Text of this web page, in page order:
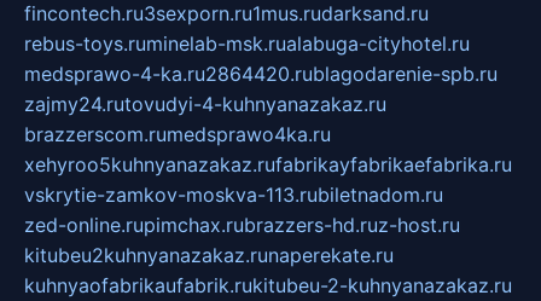
fincontech.ru3sexporn.ru1mus.rudarksand.ru
rebus-toys.ruminelab-msk.rualabuga-cityhotel.ru
medsprawo-4-ka.ru2864420.rublagodarenie-spb.ru
zajmy24.rutovudyi-4-kuhnyanazakaz.ru
brazzerscom.rumedsprawo4ka.ru
xehyroo5kuhnyanazakaz.rufabrikayfabrikaefabrika.ru
vskrytie-zamkov-moskva-113.rubiletnadom.ru
zed-online.rupimchax.rubrazzers-hd.ruz-host.ru
kitubeu2kuhnyanazakaz.runaperekate.ru
kuhnyaofabrikaufabrik.rukitubeu-2-kuhnyanazakaz.ru